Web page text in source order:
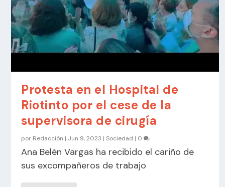
Protesta en el Hospital de
Riotinto por el cese de la
supervisora de cirugía
por Redacción | Jun 9, 2023 |Sociedad | 0
Ana Belén Vargas ha recibido el cariño de
sus excompañeros de trabajo